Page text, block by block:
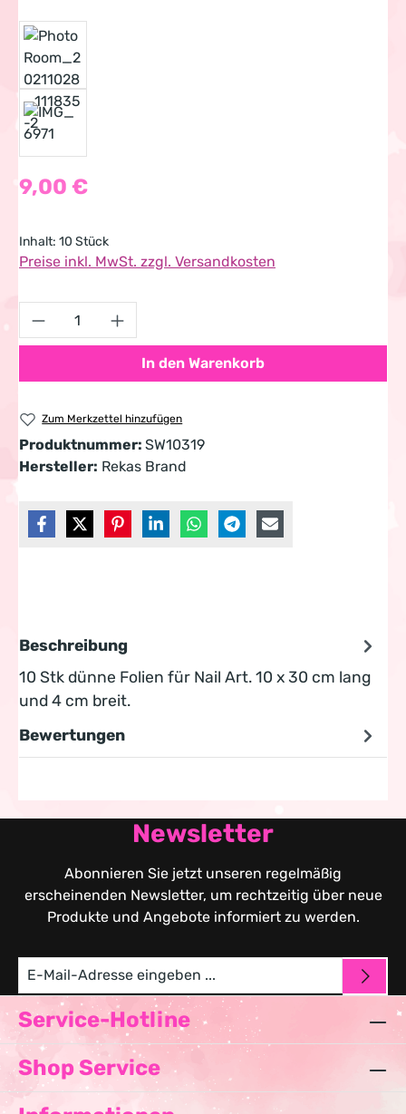
Regulärer Preis:
9,00 €
Inhalt: 10 Stück
Preise inkl. MwSt. zzgl. Versandkosten
Produkt Anzahl: Gib den gewünschten
In den Warenkorb
Zum Merkzettel hinzufügen
Produktnummer: SW10319
Hersteller: Rekas Brand
Beschreibung
10 Stk dünne Folien für Nail Art. 10 x 30 cm lang
und 4 cm breit.
Bewertungen
Newsletter
Abonnieren Sie jetzt unseren regelmäßig
erscheinenden Newsletter, um rechtzeitig über neue
Produkte und Angebote informiert zu werden.
Service-Hotline
Shop Service